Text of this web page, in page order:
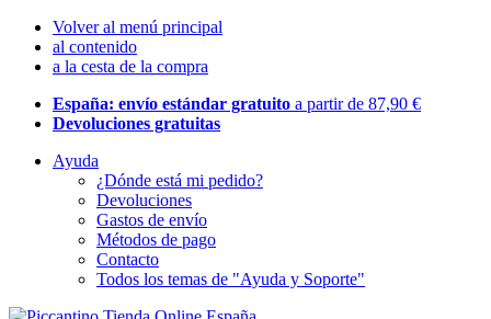
Volver al menú principal
al contenido
a la cesta de la compra
España: envío estándar gratuito a partir de 87,90 €
Devoluciones gratuitas
Ayuda
¿Dónde está mi pedido?
Devoluciones
Gastos de envío
Métodos de pago
Contacto
Todos los temas de "Ayuda y Soporte"